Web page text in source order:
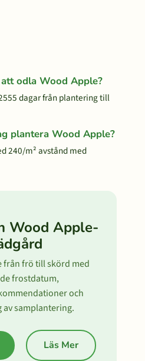
odla Wood Apple?
dagar från plantering till
plantera Wood Apple?
240/m² avstånd med
Wood Apple-
från frö till skörd med
frostdatum,
och
samplantering.
Läs Mer